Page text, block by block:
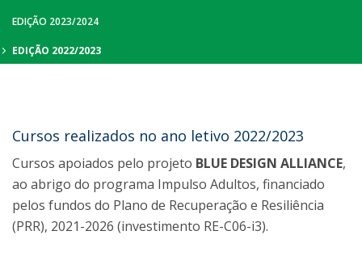
EDIÇÃO 2023/2024
EDIÇÃO 2022/2023
Cursos realizados no ano letivo 2022/2023
Cursos apoiados pelo projeto BLUE DESIGN ALLIANCE,
ao abrigo do programa Impulso Adultos, financiado
pelos fundos do Plano de Recuperação e Resiliência
(PRR), 2021-2026 (investimento RE-C06-i3).